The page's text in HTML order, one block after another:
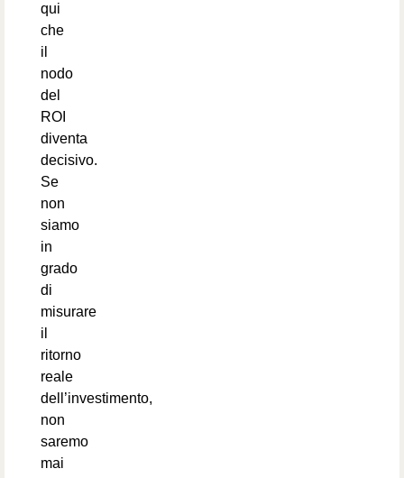
qui
che
il
nodo
del
ROI
diventa
decisivo.
Se
non
siamo
in
grado
di
misurare
il
ritorno
reale
dell’investimento,
non
saremo
mai